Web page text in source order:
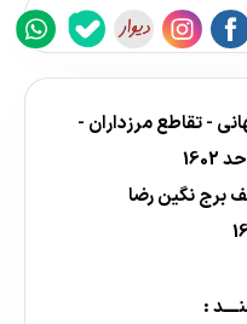
- تقاطع مرزداران -
برج نگین رضا